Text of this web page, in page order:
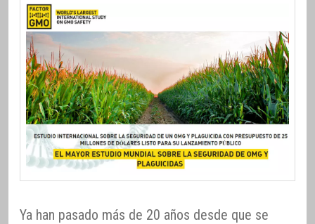
Ya han pasado más de 20 años desde que se